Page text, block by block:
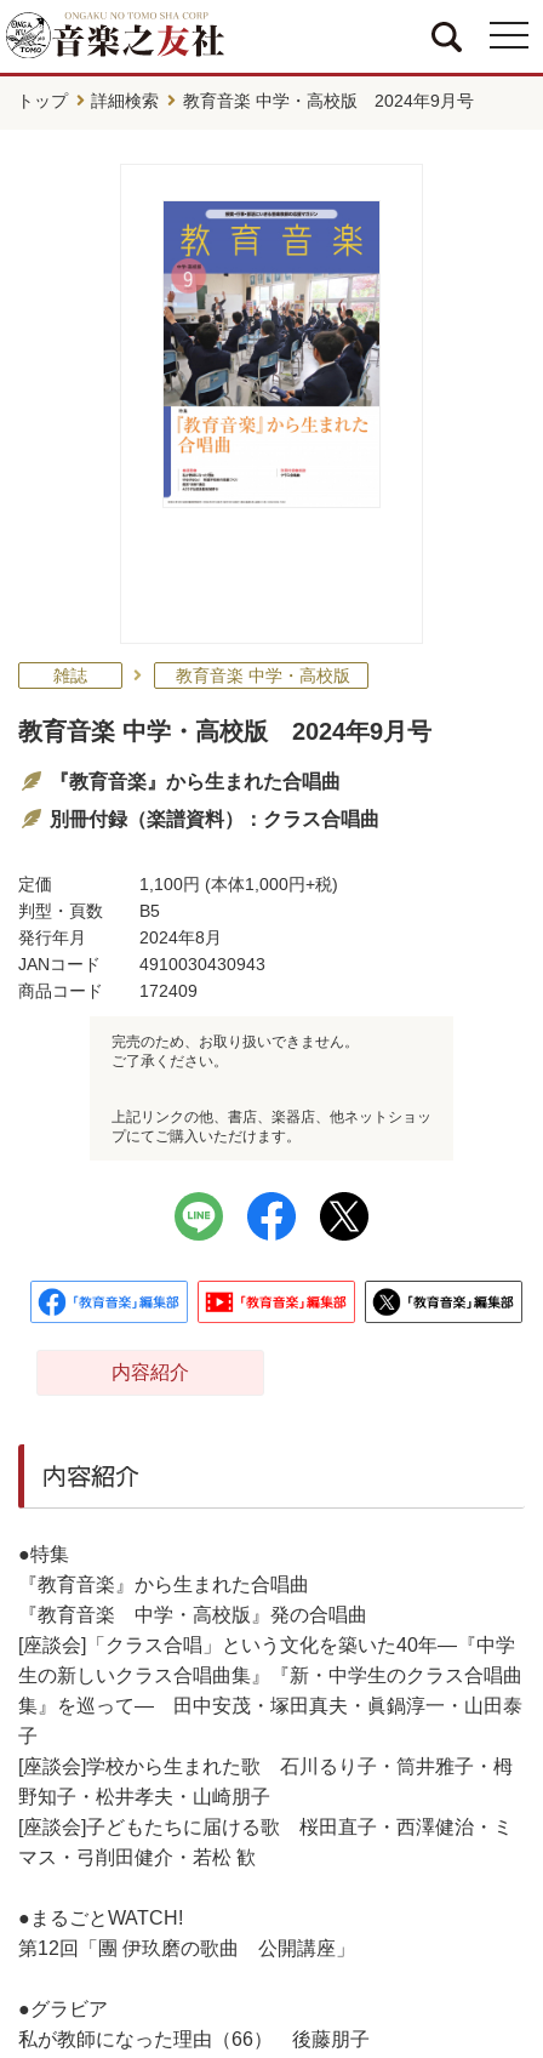
トップ 詳細検索 教育音楽 中学・高校版 2024年9月号
雑誌 教育音楽 中学・高校版
教育音楽 中学・高校版 2024年9月号
『教育音楽』から生まれた合唱曲
別冊付録（楽譜資料）：クラス合唱曲
定価 1,100円 (本体1,000円+税)
判型・頁数
B5
発行年月
2024年8月
JANコード
4910030430943
商品コード
172409
完売のため、お取り扱いできません。
ご了承ください。
上記リンクの他、書店、楽器店、他ネットショッ
プにてご購入いただけます。
内容紹介
内容紹介
●特集
『教育音楽』から生まれた合唱曲
『教育音楽 中学・高校版』発の合唱曲
[座談会]「クラス合唱」という文化を築いた40年―『中学
生の新しいクラス合唱曲集』『新・中学生のクラス合唱曲
集』を巡って― 田中安茂・塚田真夫・眞鍋淳一・山田泰
子
[座談会]学校から生まれた歌 石川るり子・筒井雅子・栂
野知子・松井孝夫・山崎朋子
[座談会]子どもたちに届ける歌 桜田直子・西澤健治・ミ
マス・弓削田健介・若松 歓
●まるごとWATCH!
第12回「團 伊玖磨の歌曲 公開講座」
●グラビア
私が教師になった理由（66） 後藤朋子